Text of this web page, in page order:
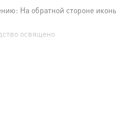
На обратной стороне
освящено